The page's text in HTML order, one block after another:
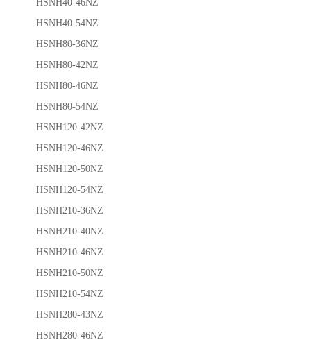
HSNH40-46NZ
HSNH40-54NZ
HSNH80-36NZ
HSNH80-42NZ
HSNH80-46NZ
HSNH80-54NZ
HSNH120-42NZ
HSNH120-46NZ
HSNH120-50NZ
HSNH120-54NZ
HSNH210-36NZ
HSNH210-40NZ
HSNH210-46NZ
HSNH210-50NZ
HSNH210-54NZ
HSNH280-43NZ
HSNH280-46NZ